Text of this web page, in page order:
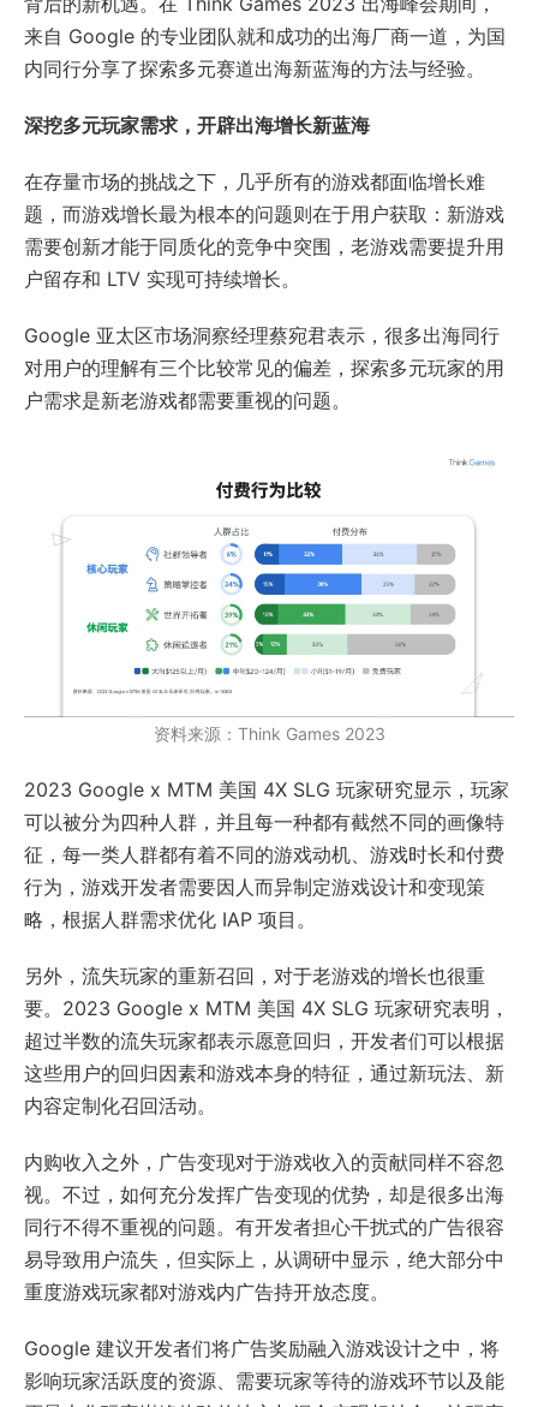
来自 Google 的专业团队就和成功的出海厂商一道，为国
内同行分享了探索多元赛道出海新蓝海的方法与经验。
深挖多元玩家需求，开辟出海增长新蓝海
在存量市场的挑战之下，几乎所有的游戏都面临增长难
题，而游戏增长最为根本的问题则在于用户获取：新游戏
需要创新才能于同质化的竞争中突围，老游戏需要提升用
户留存和 LTV 实现可持续增长。
Google 亚太区市场洞察经理蔡宛君表示，很多出海同行
对用户的理解有三个比较常见的偏差，探索多元玩家的用
户需求是新老游戏都需要重视的问题。
资料来源：Think Games 2023
2023 Google x MTM 美国 4X SLG 玩家研究显示，玩家
可以被分为四种人群，并且每一种都有截然不同的画像特
征，每一类人群都有着不同的游戏动机、游戏时长和付费
行为，游戏开发者需要因人而异制定游戏设计和变现策
略，根据人群需求优化 IAP 项目。
另外，流失玩家的重新召回，对于老游戏的增长也很重
要。2023 Google x MTM 美国 4X SLG 玩家研究表明，
超过半数的流失玩家都表示愿意回归，开发者们可以根据
这些用户的回归因素和游戏本身的特征，通过新玩法、新
内容定制化召回活动。
内购收入之外，广告变现对于游戏收入的贡献同样不容忽
视。不过，如何充分发挥广告变现的优势，却是很多出海
同行不得不重视的问题。有开发者担心干扰式的广告很容
易导致用户流失，但实际上，从调研中显示，绝大部分中
重度游戏玩家都对游戏内广告持开放态度。
Google 建议开发者们将广告奖励融入游戏设计之中，将
影响玩家活跃度的资源、需要玩家等待的游戏环节以及能